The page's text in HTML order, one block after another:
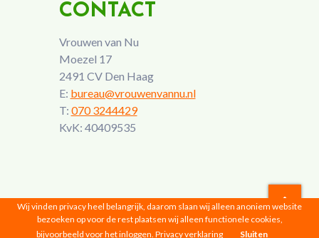
CONTACT
Vrouwen van Nu
Moezel 17
2491 CV Den Haag
E: bureau@vrouwenvannu.nl
T: 070 3244429
KvK: 40409535
Vrouwen van Nu © 2026 |Privacyverklaring
Wij vinden privacy heel belangrijk, daarom slaan wij alleen anoniem website
bezoeken op voor de rest plaatsen wij alleen functionele cookies,
bijvoorbeeld voor het inloggen. Privacy verklaring Sluiten